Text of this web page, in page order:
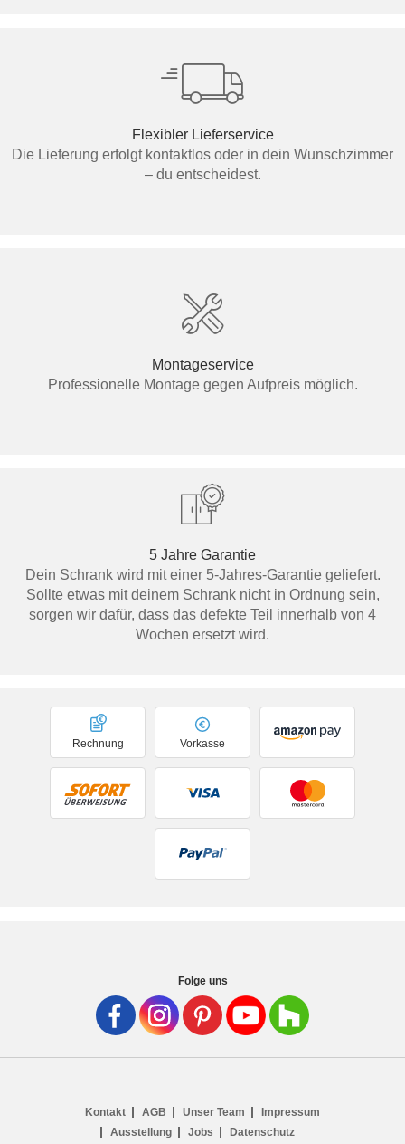
Flexibler Lieferservice
Die Lieferung erfolgt kontaktlos oder in dein Wunschzimmer
– du entscheidest.
Montageservice
Professionelle Montage gegen Aufpreis möglich.
5 Jahre Garantie
Dein Schrank wird mit einer 5-Jahres-Garantie geliefert.
Sollte etwas mit deinem Schrank nicht in Ordnung sein,
sorgen wir dafür, dass das defekte Teil innerhalb von 4
Wochen ersetzt wird.
Vorkasse
Rechnung
Folge uns
Kontakt AGB Unser Team
Impressum
Ausstellung
Jobs Datenschutz